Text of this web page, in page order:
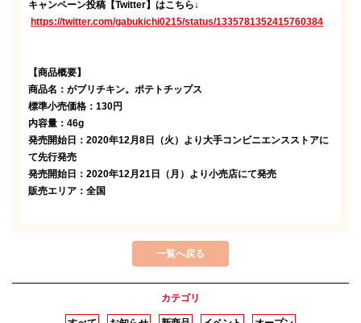
キャンペーン投稿【Twitter】はこちら↓
https://twitter.com/gabukichi0215/status/1335781352415760384
【商品概要】
商品名：がブリチキン。ポテトチップス
標準小売価格：130円
内容量：46g
発売開始日：2020年12月8日（火）より大手コンビニエンスストアに
て先行発売
発売開始日：2020年12月21日（月）より小売店にて発売
販売エリア：全国
一覧へ戻る
カテゴリ